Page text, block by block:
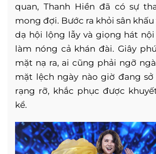
quan, Thanh Hiền đã có sự
mong đợi. Bước ra khỏi sân khấu
dạ hội lộng lẫy và giọng hát
làm nóng cả khán đài. Giây
mặt nạ ra, ai cũng phải ngỡ
mặt lệch ngày nào giờ đang
rạng rỡ, khắc phục được
kể.